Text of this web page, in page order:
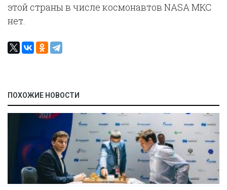
этой страны в числе космонавтов NASA МКС
нет.
ПОХОЖИЕ НОВОСТИ